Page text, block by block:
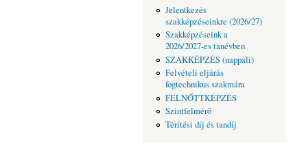
Jelentkezés
szakképzéseinkre (2026/27)
Szakképzéseink a
2026/2027-es tanévben
SZAKKÉPZÉS (nappali)
Felvételi eljárás
fogtechnikus szakmára
FELNŐTTKÉPZÉS
Szintfelmérő
Térítési díj és tandíj